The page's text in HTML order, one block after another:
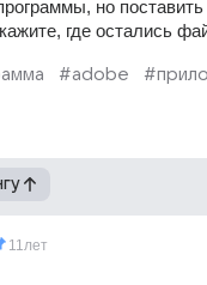
но
где остались
#adobe
11лет